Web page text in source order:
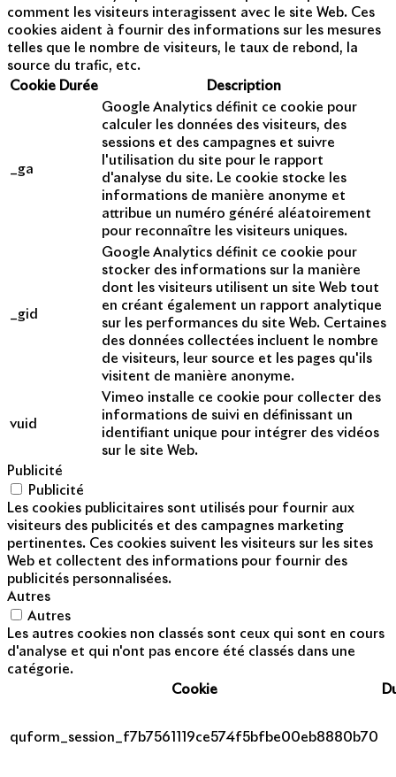
comment les visiteurs interagissent avec le site Web. Ces
cookies aident à fournir des informations sur les mesures
telles que le nombre de visiteurs, le taux de rebond, la
source du trafic, etc.
Cookie Durée Description
_ga
Google Analytics définit ce cookie pour
calculer les données des visiteurs, des
sessions et des campagnes et suivre
l'utilisation du site pour le rapport
d'analyse du site. Le cookie stocke les
informations de manière anonyme et
attribue un numéro généré aléatoirement
pour reconnaître les visiteurs uniques.
_gid
Google Analytics définit ce cookie pour
stocker des informations sur la manière
dont les visiteurs utilisent un site Web tout
en créant également un rapport analytique
sur les performances du site Web. Certaines
des données collectées incluent le nombre
de visiteurs, leur source et les pages qu'ils
visitent de manière anonyme.
vuid
Vimeo installe ce cookie pour collecter des
informations de suivi en définissant un
identifiant unique pour intégrer des vidéos
sur le site Web.
Publicité
Publicité
Les cookies publicitaires sont utilisés pour fournir aux
visiteurs des publicités et des campagnes marketing
pertinentes. Ces cookies suivent les visiteurs sur les sites
Web et collectent des informations pour fournir des
publicités personnalisées.
Autres
Autres
Les autres cookies non classés sont ceux qui sont en cours
d'analyse et qui n'ont pas encore été classés dans une
catégorie.
Cookie
quform_session_f7b7561119ce574f5bfbe00eb8880b70